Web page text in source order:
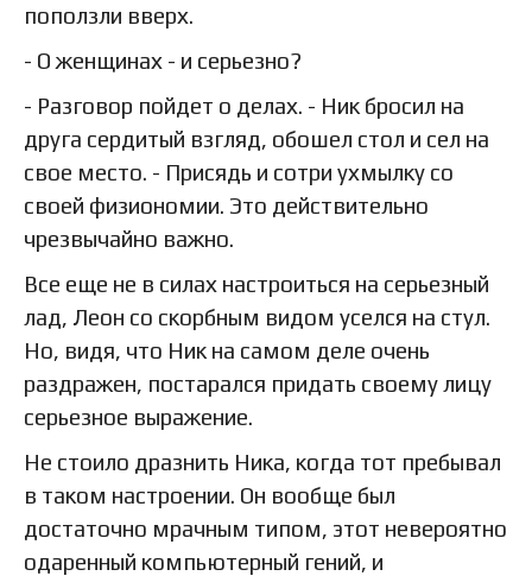
поползли вверх.
- О женщинах - и серьезно?
- Разговор пойдет о делах. - Ник бросил на
друга сердитый взгляд, обошел стол и сел на
свое место. - Присядь и сотри ухмылку со
своей физиономии. Это действительно
чрезвычайно важно.
Все еще не в силах настроиться на серьезный
лад, Леон со скорбным видом уселся на стул.
Но, видя, что Ник на самом деле очень
раздражен, постарался придать своему лицу
серьезное выражение.
Не стоило дразнить Ника, когда тот пребывал
в таком настроении. Он вообще был
достаточно мрачным типом, этот невероятно
одаренный компьютерный гений, и